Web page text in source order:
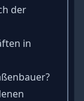
der
in